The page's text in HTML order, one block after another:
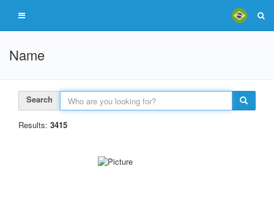
Name
Search
Results: 3415